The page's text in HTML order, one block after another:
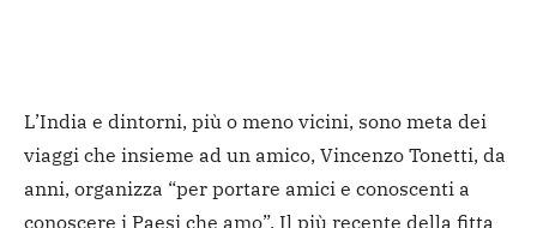
L’India e dintorni, più o meno vicini, sono meta dei
viaggi che insieme ad un amico, Vincenzo Tonetti, da
anni, organizza “per portare amici e conoscenti a
conoscere i Paesi che amo”. Il più recente della fitta